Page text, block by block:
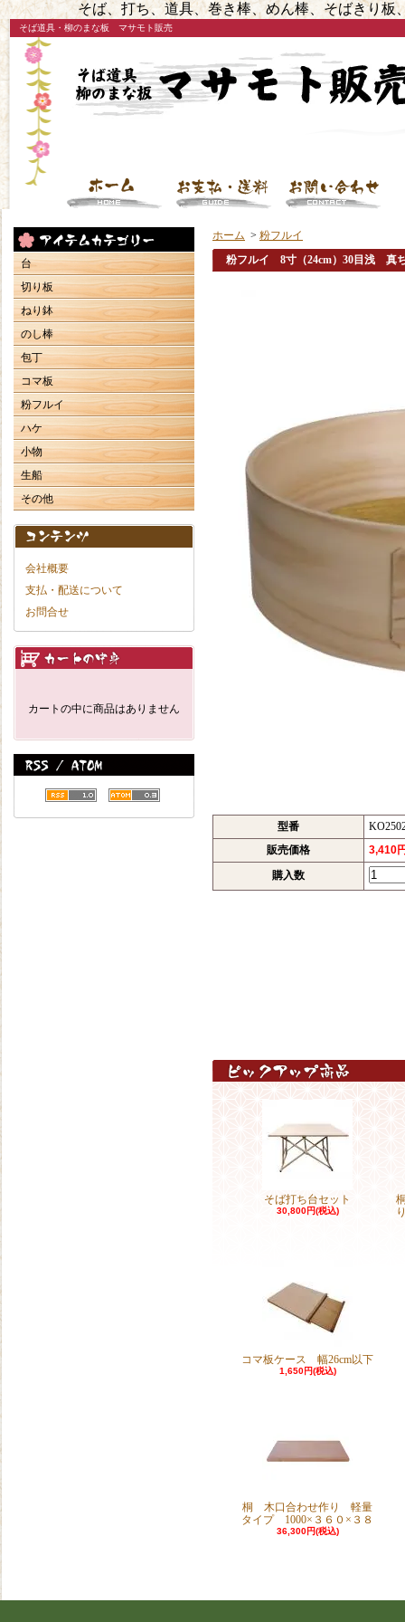
そば、打ち、道具、巻き棒、めん棒、そばきり板
そば道具・柳のまな板 マサモト販売
台
切り板
ねり鉢
のし棒
包丁
コマ板
粉フルイ
ハケ
小物
生船
その他
会社概要
支払・配送について
お問合せ
カートの中に商品はありません
ホーム > 粉フルイ
粉フルイ 8寸（24cm）30目浅 真
型番
販売価格
3,410
購入数
そば打ち台セット
30,800円(税込)
コマ板ケース 幅26cm以下
1,650円(税込)
桐 木口合わせ作り 軽量
タイプ 1000×３６０×３８
36,300円(税込)